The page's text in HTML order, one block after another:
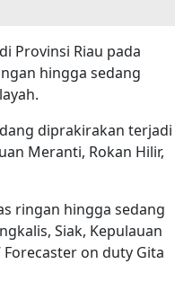
Provinsi Riau pada
hingga sedang
diprakirakan terjadi
Meranti, Rokan Hilir,
ringan hingga sedang
Siak, Kepulauan
on duty Gita